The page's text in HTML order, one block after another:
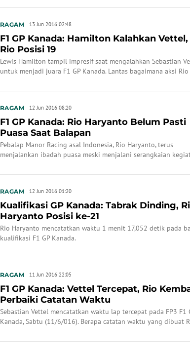
RAGAM 13 Jun 2016 02:48
F1 GP Kanada: Hamilton Kalahkan Vettel,
Rio Posisi 19
Lewis Hamilton tampil impresif saat mengalahkan Sebastian
untuk menjadi juara F1 GP Kanada. Lantas bagaimana aksi Rio
RAGAM 12 Jun 2016 08:20
F1 GP Kanada: Rio Haryanto Belum Pasti
Puasa Saat Balapan
Pebalap Manor Racing asal Indonesia, Rio Haryanto, terus
menjalankan ibadah puasa meski menjalani serangkaian
RAGAM 12 Jun 2016 01:20
Kualifikasi GP Kanada: Tabrak Dinding,
Haryanto Posisi ke-21
Rio Haryanto mencatatkan waktu 1 menit 17,052 detik pada
kualifikasi F1 GP Kanada.
RAGAM 11 Jun 2016 22:05
F1 GP Kanada: Vettel Tercepat, Rio
Perbaiki Catatan Waktu
Sebastian Vettel mencatatkan waktu lap tercepat pada FP3 F1
Kanada, Sabtu (11/6/016). Berapa catatan waktu yang dibuat